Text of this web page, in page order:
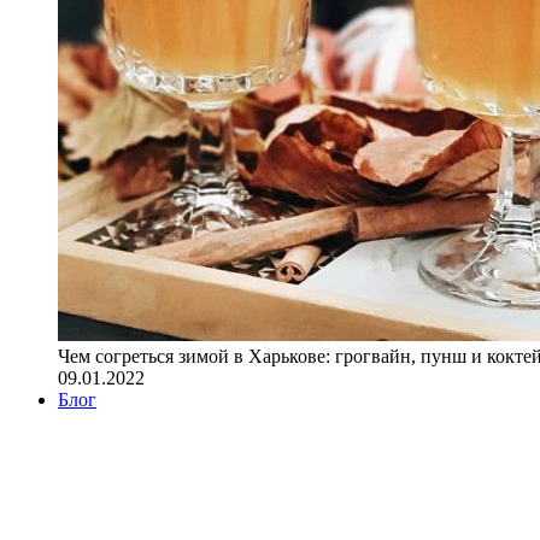
Чем согреться зимой в Харькове: грогвайн, пунш и
09.01.2022
Блог